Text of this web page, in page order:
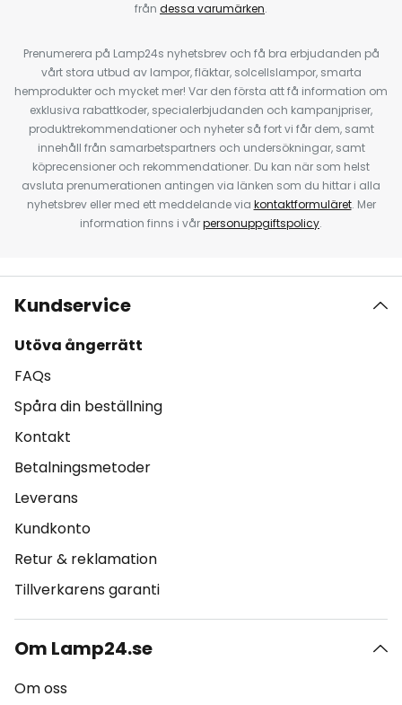
från dessa varumärken.
Prenumerera på Lamp24s nyhetsbrev och få bra erbjudanden på
vårt stora utbud av lampor, fläktar, solcellslampor, smarta
hemprodukter och mycket mer! Var den första att få information om
exklusiva rabattkoder, specialerbjudanden och kampanjpriser,
produktrekommendationer och nyheter så fort vi får dem, samt
innehåll från samarbetspartners och undersökningar, samt
köprecensioner och rekommendationer. Du kan när som helst
avsluta prenumerationen antingen via länken som du hittar i alla
nyhetsbrev eller med ett meddelande via kontaktformuläret. Mer
information finns i vårpersonuppgiftspolicy.
Kundservice
Utöva ångerrätt
FAQs
Spåra din beställning
Kontakt
Betalningsmetoder
Leverans
Kundkonto
Retur & reklamation
Tillverkarens garanti
Om Lamp24.se
Om oss